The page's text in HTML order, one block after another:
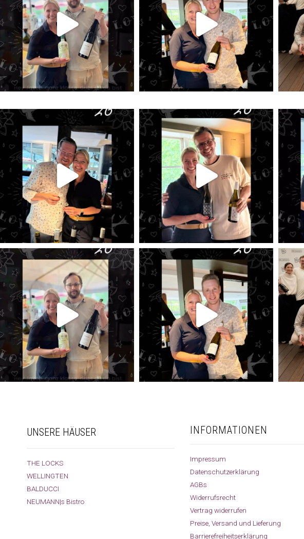
UNSERE HÄUSER
THE LOCKS
WELLINGTEN
BALDUCCI
NEUMANN|s Bistro
INFORMATIONEN
Impressum
Datenschutzerklärung
AGBs
Widerrufsrecht
Vertrag widerrufen
Preise, Versand und Lieferung
Barrierefreiheitserklärung